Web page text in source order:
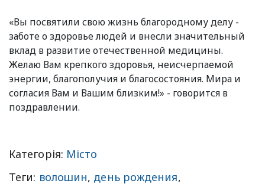
«Вы посвятили свою жизнь благородному делу -
заботе о здоровье людей и внесли значительный
вклад в развитие отечественной медицины.
Желаю Вам крепкого здоровья, неисчерпаемой
энергии, благополучия и благосостояния. Мира и
согласия Вам и Вашим близким!» - говорится в
поздравлении.
Категорія: Місто
Теги: волошин, день рождения,